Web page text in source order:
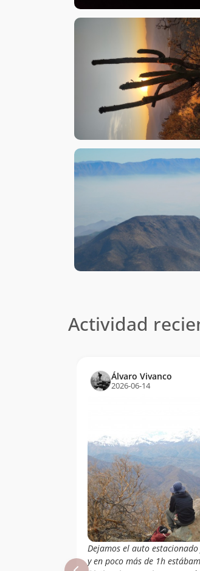
Actividad
Álvaro Vivanco
2026-06-14
Dejamos el auto
y en poco más de 1h